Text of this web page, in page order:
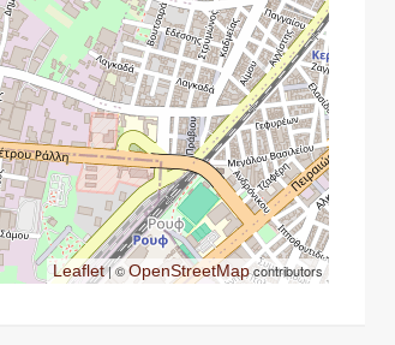
Leaflet| ©OpenStreetMapcontributors